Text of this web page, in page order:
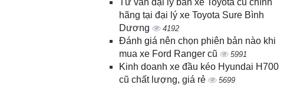
Tư vấn đại lý bán xe Toyota cũ chính
hãng tại đại lý xe Toyota Sure Bình
Dương
4192
Đánh giá nên chọn phiên bản nào khi
mua xe Ford Ranger cũ
5991
Kinh doanh xe đầu kéo Hyundai H700
cũ chất lượng, giá rẻ
5699